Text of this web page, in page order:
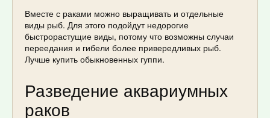
Вместе с раками можно выращивать и отдельные
виды рыб. Для этого подойдут недорогие
быстрорастущие виды, потому что возможны случаи
переедания и гибели более привередливых рыб.
Лучше купить обыкновенных гуппи.
Разведение аквариумных
раков